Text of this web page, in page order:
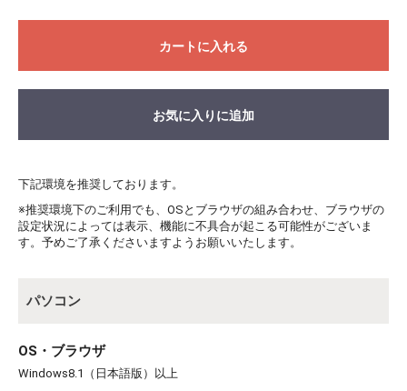
カートに入れる
お気に入りに追加
下記環境を推奨しております。
※推奨環境下のご利用でも、OSとブラウザの組み合わせ、ブラウザの
設定状況によっては表示、機能に不具合が起こる可能性がございま
す。予めご了承くださいますようお願いいたします。
パソコン
OS・ブラウザ
Windows8.1（日本語版）以上